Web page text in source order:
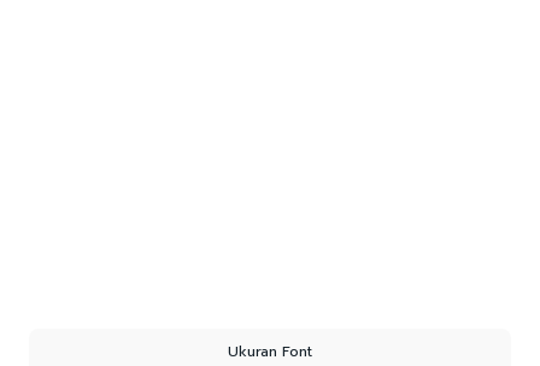
Ukuran Font